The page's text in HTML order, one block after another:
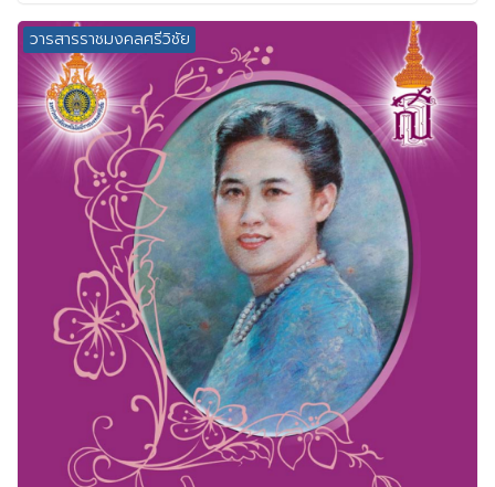
วารสารราชมงคลศรีวิชัย